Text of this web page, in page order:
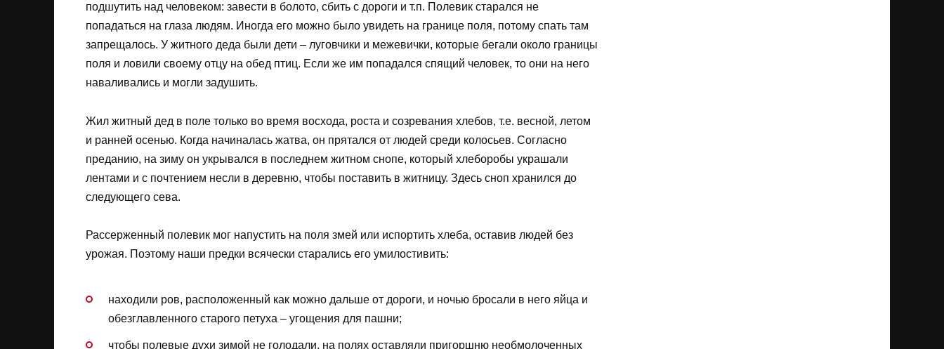
подшутить над человеком: завести в болото, сбить с дороги и т.п. Полевик старался не
попадаться на глаза людям. Иногда его можно было увидеть на границе поля, потому спать там
запрещалось. У житного деда были дети – луговчики и межевички, которые бегали около границы
поля и ловили своему отцу на обед птиц. Если же им попадался спящий человек, то они на него
наваливались и могли задушить.
Жил житный дед в поле только во время восхода, роста и созревания хлебов, т.е. весной, летом
и ранней осенью. Когда начиналась жатва, он прятался от людей среди колосьев. Согласно
преданию, на зиму он укрывался в последнем житном снопе, который хлеборобы украшали
лентами и с почтением несли в деревню, чтобы поставить в житницу. Здесь сноп хранился до
следующего сева.
Рассерженный полевик мог напустить на поля змей или испортить хлеба, оставив людей без
урожая. Поэтому наши предки всячески старались его умилостивить:
находили ров, расположенный как можно дальше от дороги, и ночью бросали в него яйца и
обезглавленного старого петуха – угощения для пашни;
чтобы полевые духи зимой не голодали, на полях оставляли пригоршню необмолоченных